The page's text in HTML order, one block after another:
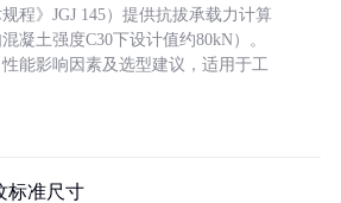
程》JGJ 145）提供抗拔承载力计算
凝土强度C30下设计值约80kN）。
能影响因素及选型建议，适用于工
标准尺寸